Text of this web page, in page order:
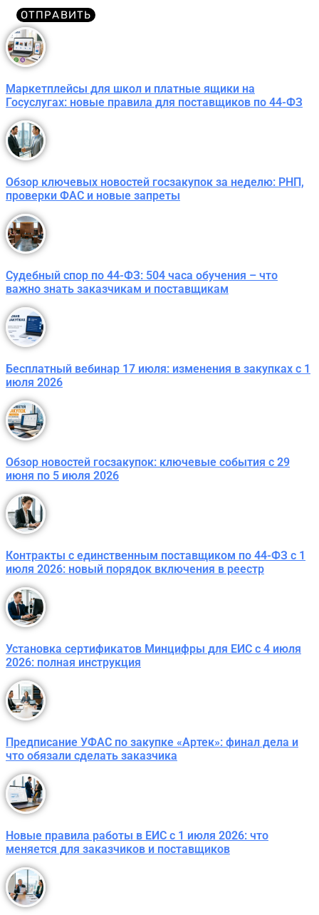
ОТПРАВИТЬ
Маркетплейсы для школ и платные ящики на
Госуслугах: новые правила для поставщиков по 44-ФЗ
Обзор ключевых новостей госзакупок за неделю: РНП,
проверки ФАС и новые запреты
Судебный спор по 44-ФЗ: 504 часа обучения – что
важно знать заказчикам и поставщикам
Бесплатный вебинар 17 июля: изменения в закупках с 1
июля 2026
Обзор новостей госзакупок: ключевые события с 29
июня по 5 июля 2026
Контракты с единственным поставщиком по 44-ФЗ с 1
июля 2026: новый порядок включения в реестр
Установка сертификатов Минцифры для ЕИС с 4 июля
2026: полная инструкция
Предписание УФАС по закупке «Артек»: финал дела и
что обязали сделать заказчика
Новые правила работы в ЕИС с 1 июля 2026: что
меняется для заказчиков и поставщиков